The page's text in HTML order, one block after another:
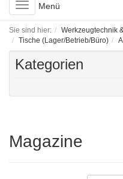
Toggle
navigation
Menü
Sie sind hier: Werkzeugtechnik
Tische (Lager/Betrieb/Büro)
Kategorien
Magazine